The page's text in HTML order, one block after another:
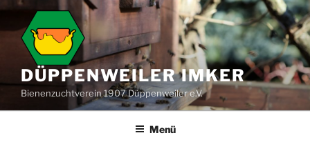
Zum
Inhalt
springen
DÜPPENWEILER IMKER
Bienenzuchtverein 1907 Düppenweiler e.V.
Menü